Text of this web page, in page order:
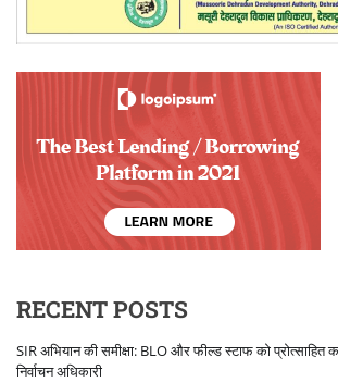
RECENT POSTS
SIR अभियान की समीक्षा: BLO और फील्ड स्टाफ को
निर्वाचन अधिकारी